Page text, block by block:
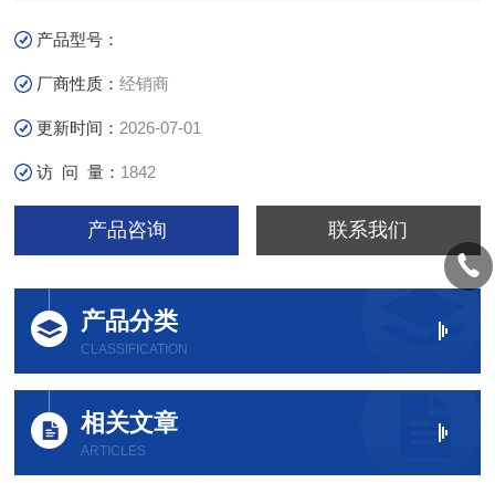
产品型号：
厂商性质：经销商
更新时间： 2026-07-01
访 问 量： 1842
产品咨询 联系我们
产品分类
CLASSIFICATION
相关文章
ARTICLES